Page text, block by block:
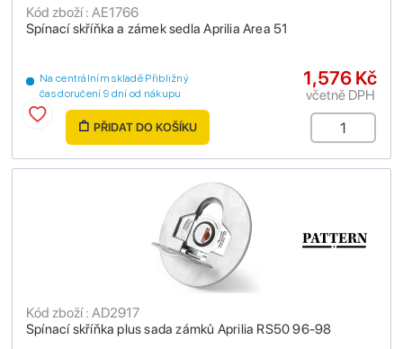
Spínací skříňka a zámek sedla Aprilia Area 51
Kód zboží : AE1766
Na centrálním skladě Přibližný
čas doručení 9 dní od nákupu
1,576 Kč
včetně DPH
PŘIDAT DO KOŠÍKU
Spínací skříňka plus sada zámků Aprilia RS50 96-98
Kód zboží : AD2917